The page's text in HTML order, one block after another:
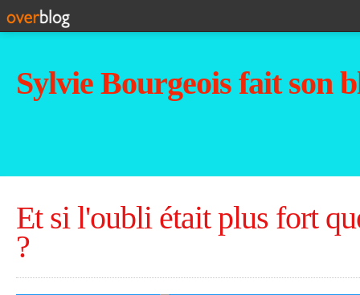
Sylvie Bourgeois fait son
Et si l'oubli était plus fort
?